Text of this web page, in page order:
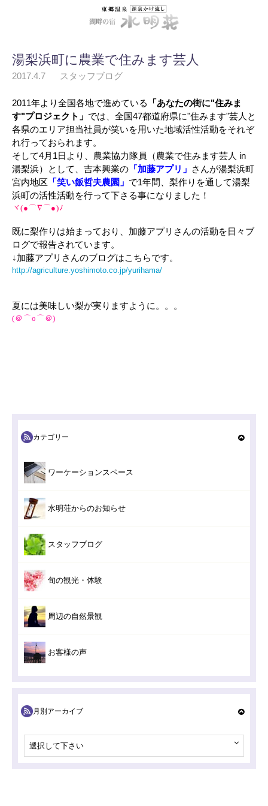
湯梨浜町に農業で住みます芸人
2017.4.7 スタッフブログ
2011年より全国各地で進めている
「あなたの街に"住みま
す"プロジェクト」 では、全国47都道府県に"住みます"芸人と
各県のエリア担当社員が笑いを用いた地域活性活動をそれぞ
れ行っておられます。
そして4月1日より、農業協力隊員（農業で住みます芸人 in
湯梨浜）として、吉本興業の 「加藤アプリ」 さんが湯梨浜町
宮内地区 「笑い飯哲夫農園」 で1年間、梨作りを通して湯梨
浜町の活性活動を行って下さる事になりました！
ヾ(●⌒∇⌒●)ﾉ
既に梨作りは始まっており、加藤アプリさんの活動を日々ブ
ログで報告されています。
↓加藤アプリさんのブログはこちらです。
http://agriculture.yoshimoto.co.jp/yurihama/
夏には美味しい梨が実りますように。。。
(＠⌒ο⌒＠)
カテゴリー
ワーケーションスペース
水明荘からのお知らせ
スタッフブログ
旬の観光・体験
周辺の自然景観
お客様の声
月別アーカイブ
選択して下さい